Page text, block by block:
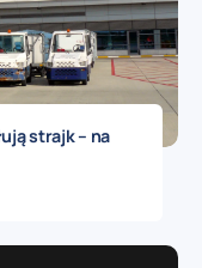
strajk – na